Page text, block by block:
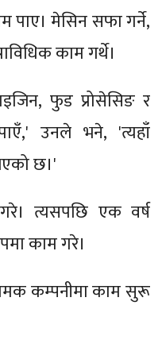
पाए। मेसिन सफा गर्ने,
काम गर्थे।
फुड प्रोसेसिङ र
उनले भने, 'त्यहाँ
छ।'
त्यसपछि एक वर्ष
काम गरे।
कम्पनीमा काम सुरू